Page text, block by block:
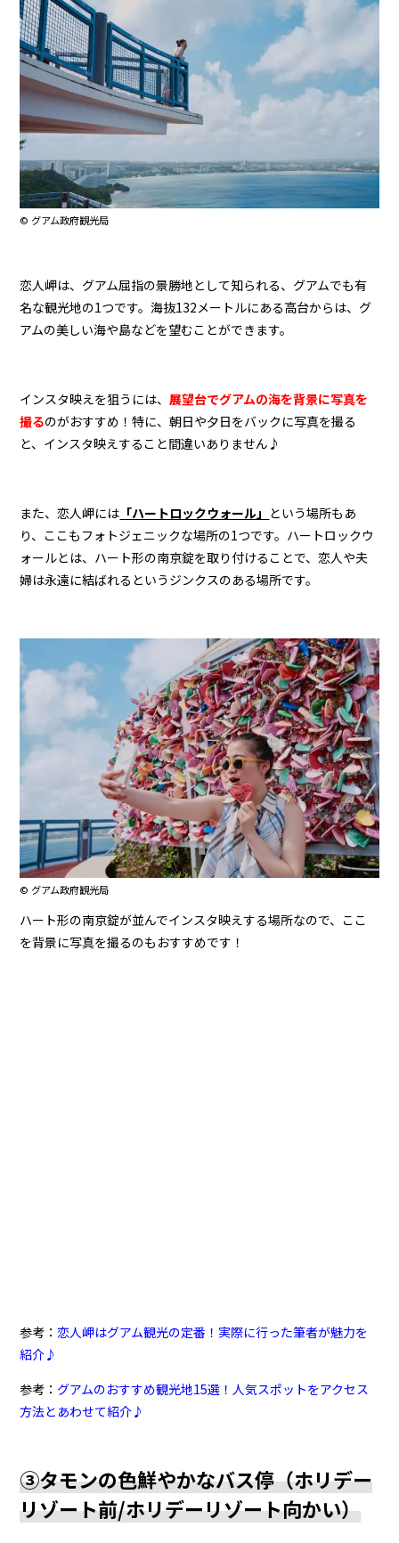
© グアム政府観光局
恋人岬は、グアム屈指の景勝地として知られる、グアムでも有
名な観光地の1つです。海抜132メートルにある高台からは、グ
アムの美しい海や島などを望むことができます。
インスタ映えを狙うには、 展望台でグアムの海を背景に写真を
撮るのがおすすめ！特に、朝日や夕日をバックに写真を撮る
と、インスタ映えすること間違いありません♪
また、恋人岬には 「ハートロックウォール」 という場所もあ
り、ここもフォトジェニックな場所の1つです。ハートロックウ
ォールとは、ハート形の南京錠を取り付けることで、恋人や夫
婦は永遠に結ばれるというジンクスのある場所です。
© グアム政府観光局
ハート形の南京錠が並んでインスタ映えする場所なので、ここ
を背景に写真を撮るのもおすすめです！
参考：恋人岬はグアム観光の定番！実際に行った筆者が魅力を
紹介♪
参考： グアムのおすすめ観光地15選！人気スポットをアクセス
方法とあわせて紹介♪
③タモンの色鮮やかなバス停（ホリデー
リゾート前/ホリデーリゾート向かい）